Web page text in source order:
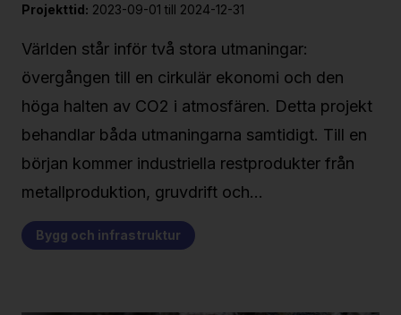
Projekttid: 2023-09-01 till 2024-12-31
Världen står inför två stora utmaningar:
övergången till en cirkulär ekonomi och den
höga halten av CO2 i atmosfären. Detta projekt
behandlar båda utmaningarna samtidigt. Till en
början kommer industriella restprodukter från
metallproduktion, gruvdrift och…
Bygg och infrastruktur